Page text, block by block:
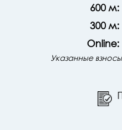
600 м:
300 м:
Online:
Указанные